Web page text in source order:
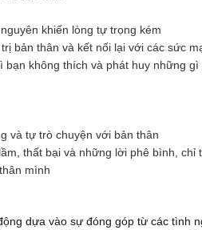
khiến lòng tự trọng kém
bản thân và kết nối lại với các sức
bạn không thích và phát huy những gì
và tự trò chuyện với bản thân
thất bại và những lời phê bình, chỉ
mình
dựa vào sự đóng góp từ các tình